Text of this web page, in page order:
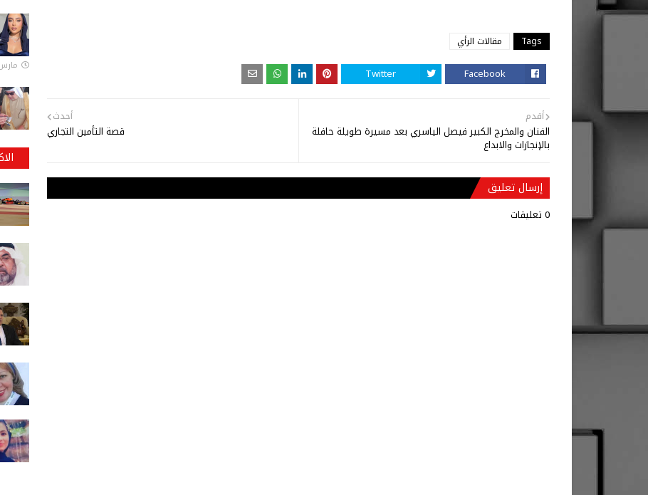
Tags مقالات الرأي
Facebook
Twitter
أحدث
قصة التأمين التجاري
أقدم
الفنان والمخرج الكبير فيصل الياسري بعد مسيرة طويلة حافلة
بالإنجازات والابداع
إرسال تعليق
0 تعليقات
مارس 25,